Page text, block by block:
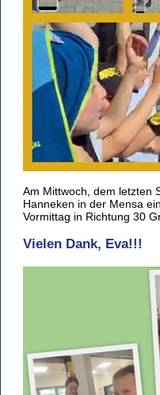
Am Mittwoch, dem letzten
Hanneken in der Mensa
Vormittag in Richtung 30
Vielen Dank, Eva!!!